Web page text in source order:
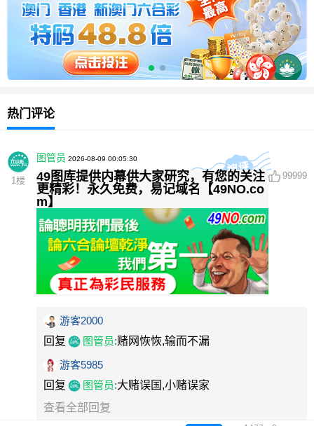
热门评论
1 楼
图管员 2026-08-09 00:05:30
49图库提供内幕供大家研究，有您的关注
更精彩！永久免费，易记域名【49NO.co
m】
99999
游客2000
回复
图管员:赌网恢恢,输而不漏
游客5985
回复
图管员:大赌误国,小赌误家
查看全部回复